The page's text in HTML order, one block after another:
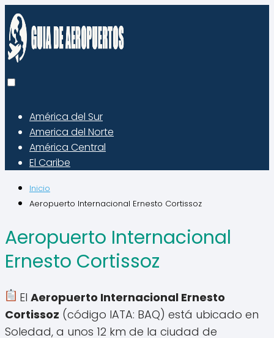
América del Sur
America del Norte
América Central
El Caribe
Inicio
Aeropuerto Internacional Ernesto Cortissoz
Aeropuerto Internacional
Ernesto Cortissoz
El Aeropuerto Internacional Ernesto
Cortissoz (código IATA: BAQ) está ubicado en
Soledad, a unos 12 km de la ciudad de